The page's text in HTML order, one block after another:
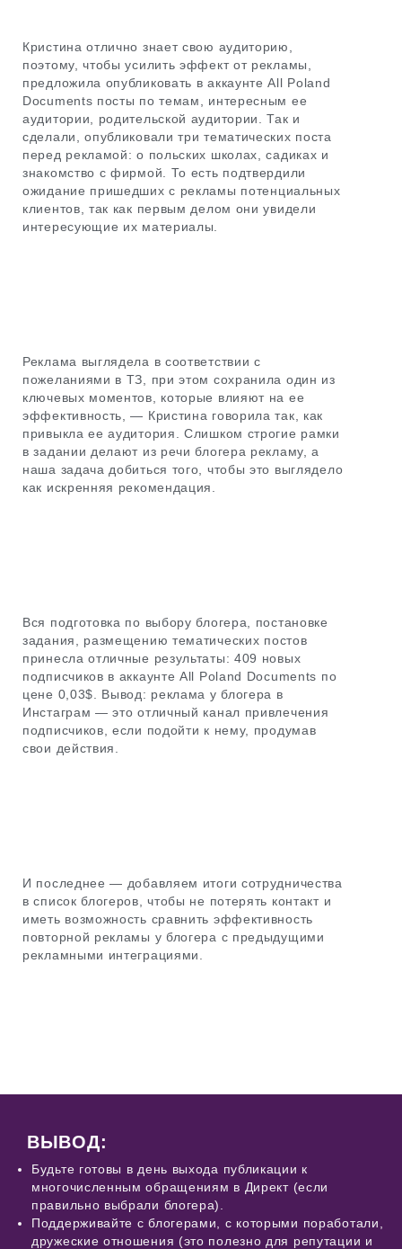
Кристина отлично знает свою аудиторию,
поэтому, чтобы усилить эффект от рекламы,
предложила опубликовать в аккаунте All Poland
Documents посты по темам, интересным ее
аудитории, родительской аудитории. Так и
сделали, опубликовали три тематических поста
перед рекламой: о польских школах, садиках и
знакомство с фирмой. То есть подтвердили
ожидание пришедших с рекламы потенциальных
клиентов, так как первым делом они увидели
интересующие их материалы.
Реклама выглядела в соответствии с
пожеланиями в ТЗ, при этом сохранила один из
ключевых моментов, которые влияют на ее
эффективность, — Кристина говорила так, как
привыкла ее аудитория. Слишком строгие рамки
в задании делают из речи блогера рекламу, а
наша задача добиться того, чтобы это выглядело
как искренняя рекомендация.
Вся подготовка по выбору блогера, постановке
задания, размещению тематических постов
принесла отличные результаты: 409 новых
подписчиков в аккаунте All Poland Documents по
цене 0,03$. Вывод: реклама у блогера в
Инстаграм — это отличный канал привлечения
подписчиков, если подойти к нему, продумав
свои действия.
И последнее — добавляем итоги сотрудничества
в список блогеров, чтобы не потерять контакт и
иметь возможность сравнить эффективность
повторной рекламы у блогера с предыдущими
рекламными интеграциями.
ВЫВОД:
Будьте готовы в день выхода публикации к
многочисленным обращениям в Директ (если
правильно выбрали блогера).
Поддерживайте с блогерами, с которыми поработали,
дружеские отношения (это полезно для репутации и